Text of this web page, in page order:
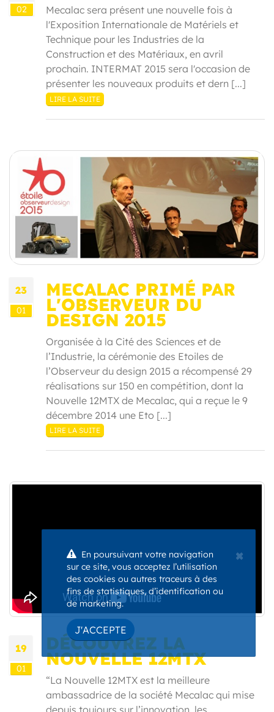
02
Mecalac sera présent une nouvelle fois à
l'Exposition Internationale de Matériels et
Technique pour les Industries de la
Construction et des Matériaux, en avril
prochain. INTERMAT 2015 sera l'occasion de
présenter les nouveaux produits et dern [...]
LIRE LA SUITE
23
01
MECALAC PRIMÉ PAR
L'OBSERVEUR DU
DESIGN 2015
Organisée à la Cité des Sciences et de
l’Industrie, la cérémonie des Etoiles de
l’Observeur du design 2015 a récompensé 29
réalisations sur 150 en compétition, dont la
Nouvelle 12MTX de Mecalac, qui a reçue le 9
décembre 2014 une Eto [...]
LIRE LA SUITE
19
01
DÉCOUVREZ LA
NOUVELLE 12MTX
“La Nouvelle 12MTX est la meilleure
ambassadrice de la société Mecalac qui mise
depuis toujours sur l’innovation, les
×
En poursuivant votre navigation
sur ce site, vous acceptez l’utilisation
des cookies ou autres traceurs à des
fins de statistiques, d’identification ou
de marketing.
J'ACCEPTE